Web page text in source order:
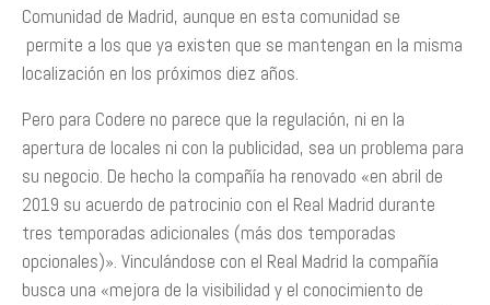
Comunidad de Madrid, aunque en esta comunidad se
permite a los que ya existen que se mantengan en la misma
localización en los próximos diez años.
Pero para Codere no parece que la regulación, ni en la
apertura de locales ni con la publicidad, sea un problema para
su negocio. De hecho la compañía ha renovado «en abril de
2019 su acuerdo de patrocinio con el Real Madrid durante
tres temporadas adicionales (más dos temporadas
opcionales)». Vinculándose con el Real Madrid la compañía
busca una «mejora de la visibilidad y el conocimiento de